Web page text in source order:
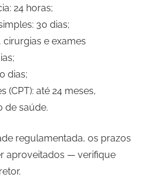
24 horas;
30 dias;
cirurgias e exames
dias;
(CPT): até 24 meses,
de saúde.
regulamentada, os prazos
aproveitados — verifique